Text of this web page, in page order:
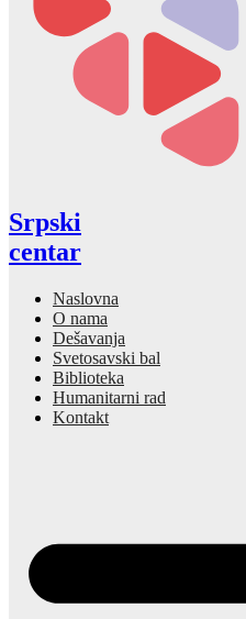
Srpski
centar
Naslovna
O nama
Dešavanja
Svetosavski bal
Biblioteka
Humanitarni rad
Kontakt